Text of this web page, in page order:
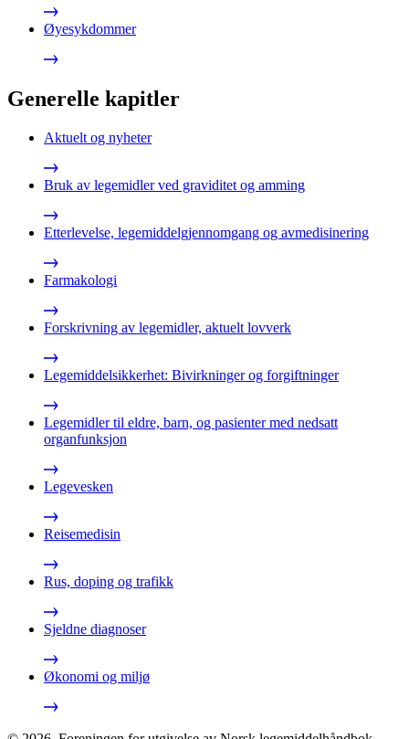
Øyesykdommer
Generelle kapitler
Aktuelt og nyheter
Bruk av legemidler ved graviditet og amming
Etterlevelse, legemiddelgjennomgang og avmedisinering
Farmakologi
Forskrivning av legemidler, aktuelt lovverk
Legemiddelsikkerhet: Bivirkninger og forgiftninger
Legemidler til eldre, barn, og pasienter med nedsatt
organfunksjon
Legevesken
Reisemedisin
Rus, doping og trafikk
Sjeldne diagnoser
Økonomi og miljø